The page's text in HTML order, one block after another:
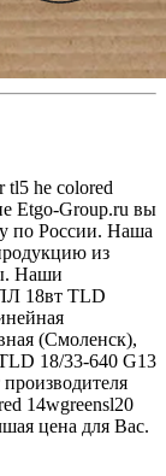
tl5 he colored
Etgo-Group.ru вы
по России. Наша
из
Наши
18вт TLD
(Смоленск),
18/33-640 G13
14wgreensl20
цена для Вас.